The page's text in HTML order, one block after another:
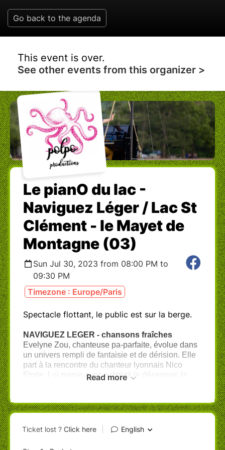
Go back to the agenda
This event is over.
See other events from this organizer >
Le pianO du lac -
Naviguez Léger / Lac St
Clément - le Mayet de
Montagne (03)
Sun Jul 30, 2023 from 08:00 PM to
09:30 PM
Timezone : Europe/Paris
Spectacle flottant, le public est sur la berge.
NAVIGUEZ LEGER - chansons fraîches
Evelyne Zou, chanteuse pa-parfaite, évolue dans
un univers rempli de fantaisie et de dérision. Elle
part à la rencontre du chanteur lyonnais Nico
Etoile. Lui manie avec subtilité le désespoir, la
Deux univers que tout oppose et pourtant une
complicité évidente relie ces deux lurons qui se
croisent depuis des années sur les scènes et
cafés-concerts chanson française. Ils s'associent
Read more